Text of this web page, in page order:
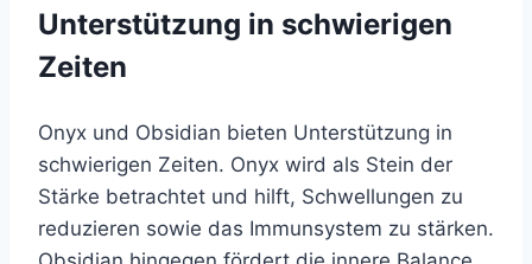
Unterstützung in schwierigen
Zeiten
Onyx und Obsidian bieten Unterstützung in
schwierigen Zeiten. Onyx wird als Stein der
Stärke betrachtet und hilft, Schwellungen zu
reduzieren sowie das Immunsystem zu stärken.